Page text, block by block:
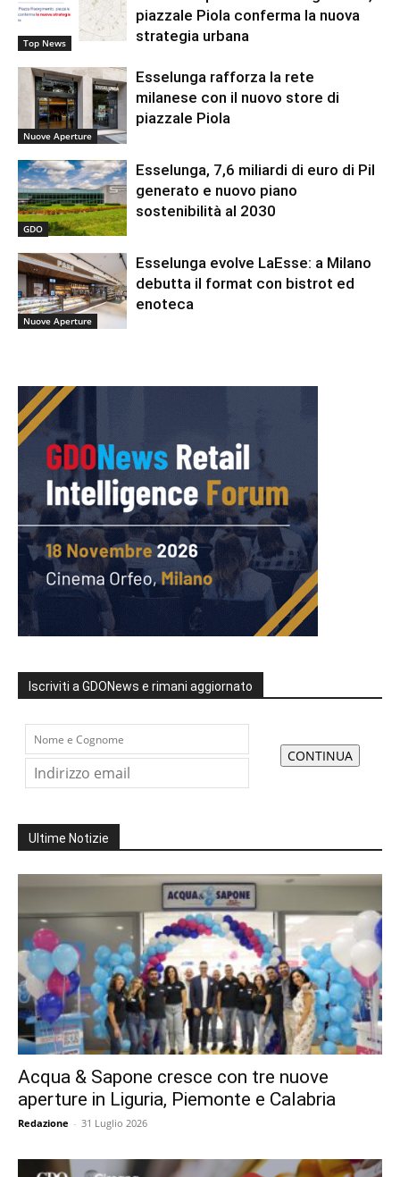
Top News
piazzale Piola conferma la nuova
strategia urbana
Nuove Aperture
Esselunga rafforza la rete
milanese con il nuovo store di
piazzale Piola
GDO
Esselunga, 7,6 miliardi di euro di Pil
generato e nuovo piano
sostenibilità al 2030
Nuove Aperture
Esselunga evolve LaEsse: a Milano
debutta il format con bistrot ed
enoteca
Iscriviti a GDONews e rimani aggiornato
Ultime Notizie
Acqua & Sapone cresce con tre nuove
aperture in Liguria, Piemonte e Calabria
Redazione - 31 Luglio 2026